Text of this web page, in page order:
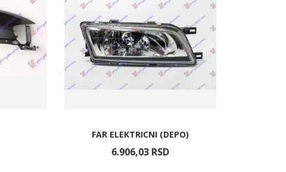
FAR ELEKTRICNI (DEPO)
6.906,03 RSD